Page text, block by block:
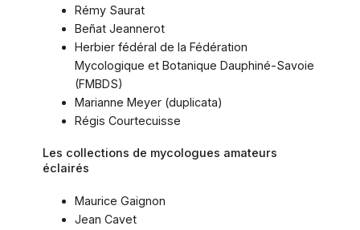
Rémy Saurat
Beñat Jeannerot
Herbier fédéral de la Fédération
Mycologique et Botanique Dauphiné-Savoie
(FMBDS)
Marianne Meyer (duplicata)
Régis Courtecuisse
Les collections de mycologues amateurs
éclairés
Maurice Gaignon
Jean Cavet